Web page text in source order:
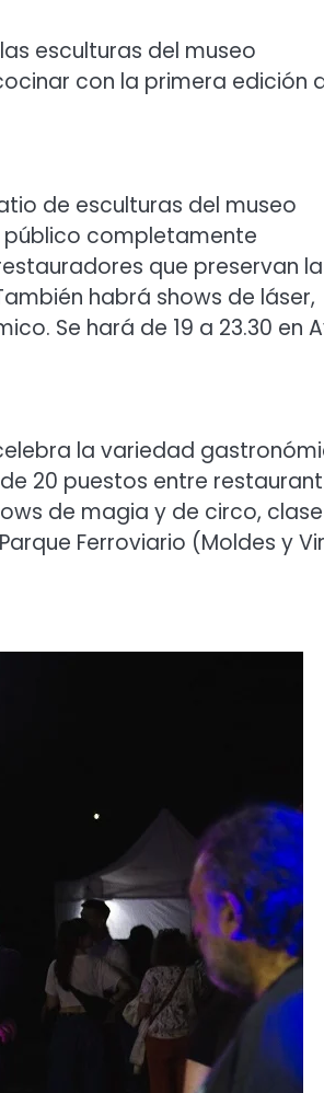
esculturas del museo
con la primera edición
de esculturas del museo
público completamente
que preservan
habrá shows de láser,
Se hará de 19 a 23.30 en
la variedad
20 puestos entre
de magia y de circo,
Ferroviario (Moldes y